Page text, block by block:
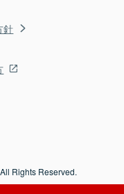
針
Rights Reserved.